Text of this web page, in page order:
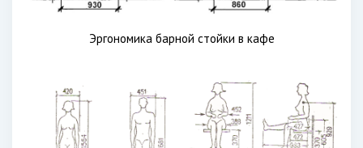
Эргономика барной стойки в кафе